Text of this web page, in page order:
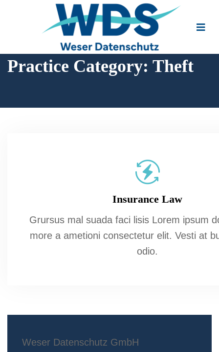
Practice Category: Theft
Insurance Law
Grursus mal suada faci lisis Lorem ipsum
more a ametioni consectetur elit. Vesti at
odio.
Weser Datenschutz GmbH